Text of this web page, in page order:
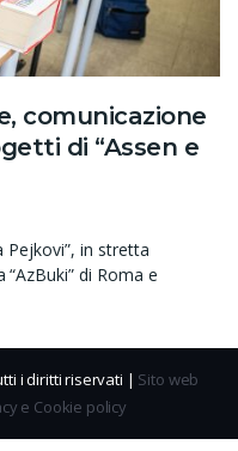
comunicazione
di “Assen e
Pejkovi”, in stretta
di Roma e
i diritti riservati | Sito web
e Cookie policy